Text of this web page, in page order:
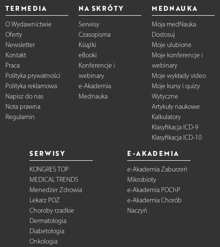
TERMEDIA
O Wydawnictwie
Oferty
Newsletter
Kontakt
Praca
Polityka prywatności
Polityka reklamowa
Napisz do nas
Nota prawna
Regulamin
NA SKRÓTY
Serwisy
Czasopisma
Książki
eBooki
Konferencje i
webinary
e-Akademia
Mednauka
MEDNAUKA
Moja medNauka
Dostosuj
Moje ulubione
Moje konferencje i
webinary
Moje wykłady video
Moje kursy i quizy
Wytyczne
Artykuły naukowe
Kalkulatory
Klasyfikacja ICD-9
Klasyfikacja ICD-10
SERWISY
KONGRES TOP
MEDICAL TRENDS
Menedżer Zdrowia
Lekarz POZ
Choroby rzadkie
Dermatologia
Diabetologia
Onkologia
E-AKADEMIA
e-Akademia Zaburzeń
Mikrobioty
e-Akademia POChP
e-Akademia Chorób
Naczyń